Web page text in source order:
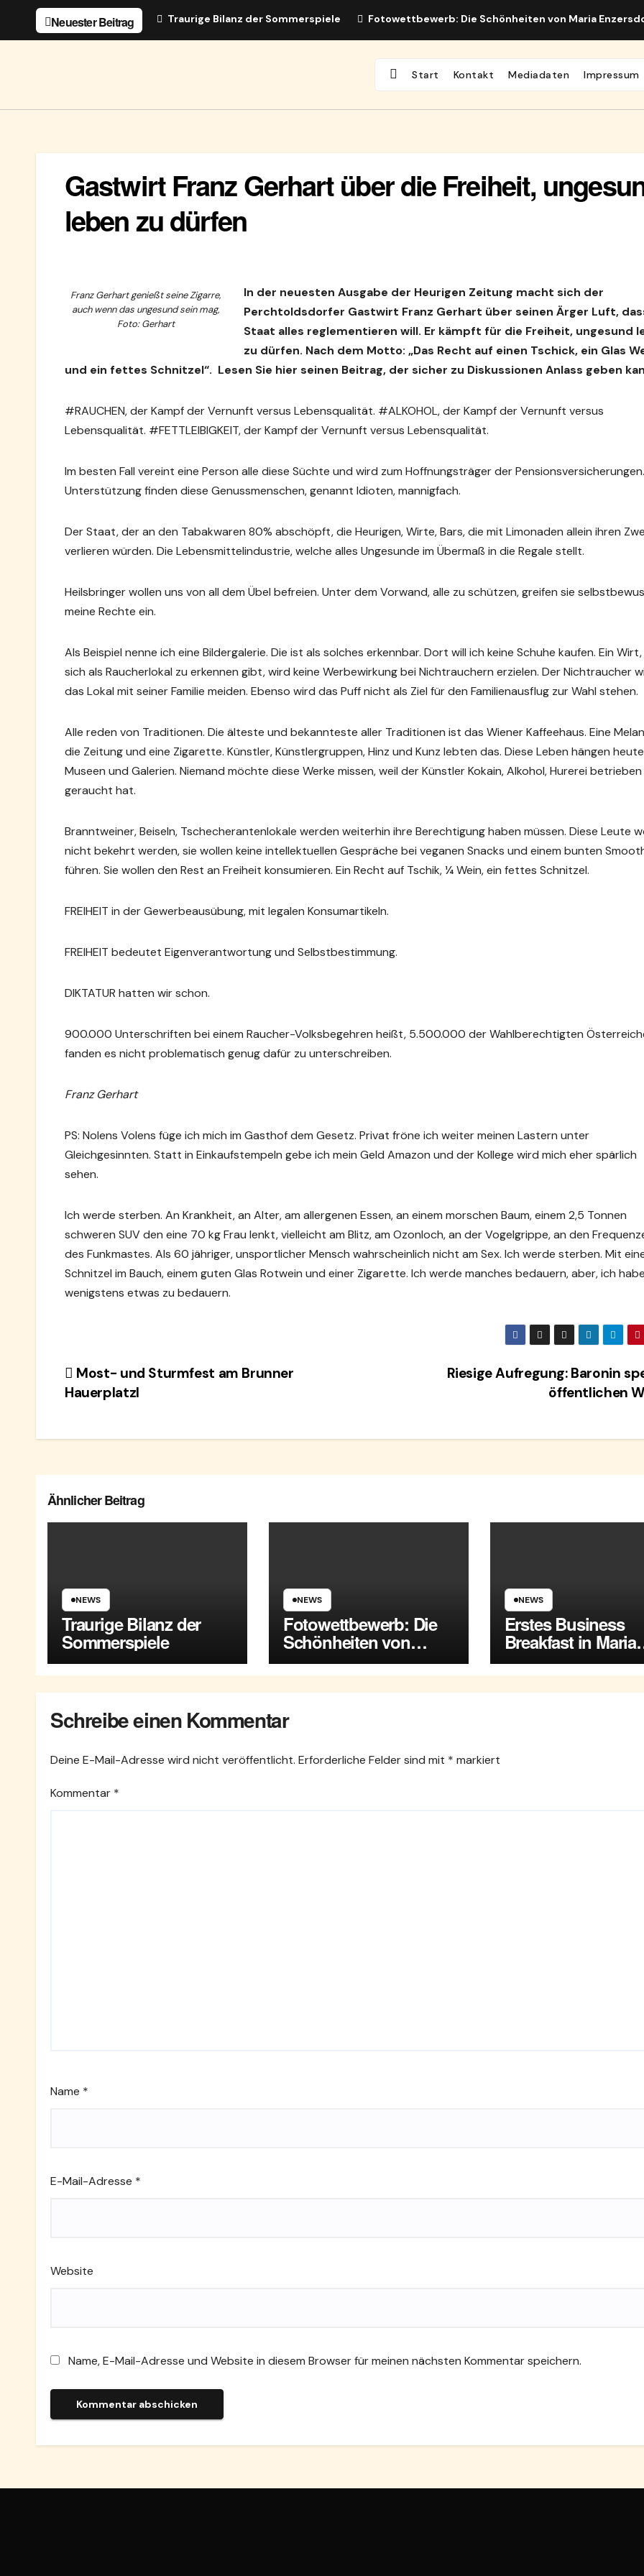
Neuester Beitrag Traurige Bilanz der Sommerspiele Fotowettbewerb: Die Schönheiten von Maria
Start Kontakt Mediadaten Impressum
Gastwirt Franz Gerhart über die Freiheit,
leben zu dürfen
Franz Gerhart genießt seine Zigarre,
auch wenn das ungesund sein mag,
Foto: Gerhart
In der neuesten Ausgabe der Heurigen Zeitung macht sich der
Perchtoldsdorfer Gastwirt Franz Gerhart über seinen Ärger Luft,
Staat alles reglementieren will. Er kämpft für die Freiheit, ungesund
zu dürfen. Nach dem Motto: „Das Recht auf einen Tschick, ein Glas
und ein fettes Schnitzel“. Lesen Sie hier seinen Beitrag, der sicher zu Diskussionen Anlass geben
#RAUCHEN, der Kampf der Vernunft versus Lebensqualität. #ALKOHOL, der Kampf der Vernunft versus
Lebensqualität. #FETTLEIBIGKEIT, der Kampf der Vernunft versus Lebensqualität.
Im besten Fall vereint eine Person alle diese Süchte und wird zum Hoffnungsträger der Pensionsversicherungen.
Unterstützung finden diese Genussmenschen, genannt Idioten, mannigfach.
Der Staat, der an den Tabakwaren 80% abschöpft, die Heurigen, Wirte, Bars, die mit Limonaden allein ihren
verlieren würden. Die Lebensmittelindustrie, welche alles Ungesunde im Übermaß in die Regale stellt.
Heilsbringer wollen uns von all dem Übel befreien. Unter dem Vorwand, alle zu schützen, greifen sie
meine Rechte ein.
Als Beispiel nenne ich eine Bildergalerie. Die ist als solches erkennbar. Dort will ich keine Schuhe kaufen. Ein
sich als Raucherlokal zu erkennen gibt, wird keine Werbewirkung bei Nichtrauchern erzielen. Der Nichtraucher
das Lokal mit seiner Familie meiden. Ebenso wird das Puff nicht als Ziel für den Familienausflug zur Wahl stehen.
Alle reden von Traditionen. Die älteste und bekannteste aller Traditionen ist das Wiener Kaffeehaus. Eine
die Zeitung und eine Zigarette. Künstler, Künstlergruppen, Hinz und Kunz lebten das. Diese Leben hängen
Museen und Galerien. Niemand möchte diese Werke missen, weil der Künstler Kokain, Alkohol, Hurerei
geraucht hat.
Branntweiner, Beiseln, Tschecherantenlokale werden weiterhin ihre Berechtigung haben müssen. Diese Leute
nicht bekehrt werden, sie wollen keine intellektuellen Gespräche bei veganen Snacks und einem bunten
führen. Sie wollen den Rest an Freiheit konsumieren. Ein Recht auf Tschik, ¼ Wein, ein fettes Schnitzel.
FREIHEIT in der Gewerbeausübung, mit legalen Konsumartikeln.
FREIHEIT bedeutet Eigenverantwortung und Selbstbestimmung.
DIKTATUR hatten wir schon.
900.000 Unterschriften bei einem Raucher-Volksbegehren heißt, 5.500.000 der Wahlberechtigten
fanden es nicht problematisch genug dafür zu unterschreiben.
Franz Gerhart
PS: Nolens Volens füge ich mich im Gasthof dem Gesetz. Privat fröne ich weiter meinen Lastern unter
Gleichgesinnten. Statt in Einkaufstempeln gebe ich mein Geld Amazon und der Kollege wird mich eher spärlich
sehen.
Ich werde sterben. An Krankheit, an Alter, am allergenen Essen, an einem morschen Baum, einem 2,5 Tonnen
schweren SUV den eine 70 kg Frau lenkt, vielleicht am Blitz, am Ozonloch, an der Vogelgrippe, an den
des Funkmastes. Als 60 jähriger, unsportlicher Mensch wahrscheinlich nicht am Sex. Ich werde sterben. Mit
Schnitzel im Bauch, einem guten Glas Rotwein und einer Zigarette. Ich werde manches bedauern, aber, ich habe
wenigstens etwas zu bedauern.
Beitragsnavigation
Riesige Aufregung: Baronin
öffentlichen
Most- und Sturmfest am Brunner
Hauerplatzl
Ähnlicher Beitrag
NEWS
Traurige Bilanz der
Sommerspiele
NEWS
Fotowettbewerb: Die
Schönheiten von
Maria Enzersdorf
NEWS
Erstes Business
Breakfast in Maria
Enzersdorf
Schreibe einen Kommentar
Deine E-Mail-Adresse wird nicht veröffentlicht. Erforderliche Felder sind mit * markiert
Kommentar *
Name *
E-Mail-Adresse *
Website
Name, E-Mail-Adresse und Website in diesem Browser für meinen nächsten Kommentar speichern.